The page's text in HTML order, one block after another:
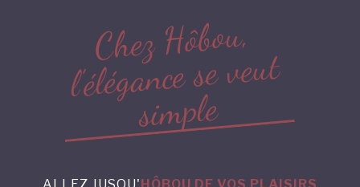
Chez Hôbou,
l’élégancese veut
simple